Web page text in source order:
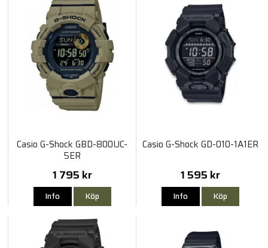
Casio G-Shock GBD-800UC-
5ER
1 795 kr
Info Köp
Casio G-Shock GD-010-1A1ER
1 595 kr
Info Köp